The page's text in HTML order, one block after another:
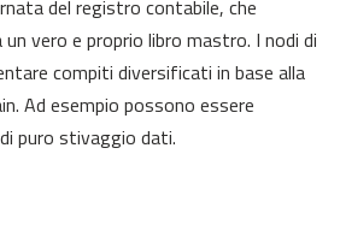
del registro contabile, che
vero e proprio libro mastro. I nodi di
compiti diversificati in base alla
Ad esempio possono essere
puro stivaggio dati.